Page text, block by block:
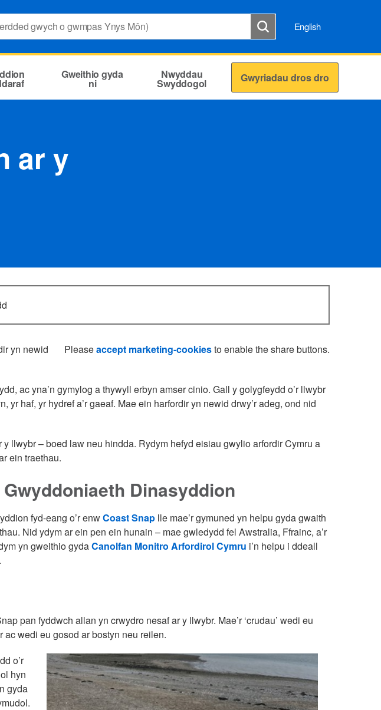
English
Gweithio gyda
ni
Nwyddau
Swyddogol Gwyriadau dros dro
ar y
Pleaseaccept marketing-cookiesto enable the share buttons.
yn newid
ac yna’n gymylog a thywyll erbyn amser cinio. Gall y golygfeydd o’r llwybr
yr haf, yr hydref a’r gaeaf. Mae ein harfordir yn newid drwy’r adeg, ond nid
llwybr – boed law neu hindda. Rydym hefyd eisiau gwylio arfordir Cymru a
ein traethau.
Dinasyddion
fyd-eang o’r enwCoast Snap lle mae’r gymuned yn helpu gyda gwaith
Nid ydym ar ein pen ein hunain – mae gwledydd fel Awstralia, Ffrainc, a’r
yn gweithio gydaCanolfan Monitro Arfordirol Cymru i’n helpu i ddeall
pan fyddwch allan yn crwydro nesaf ar y llwybr. Mae’r ‘crudau’ wedi eu
wedi eu gosod ar bostyn neu reilen.
o’r
hyn
gyda